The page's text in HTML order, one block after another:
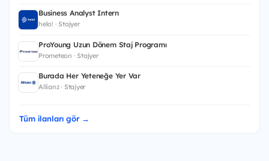
Business Analyst Intern
helo! · Stajyer
ProYoung Uzun Dönem Staj Programı
Prometeon · Stajyer
Burada Her Yeteneğe Yer Var
Allianz · Stajyer
Tüm ilanları gör →